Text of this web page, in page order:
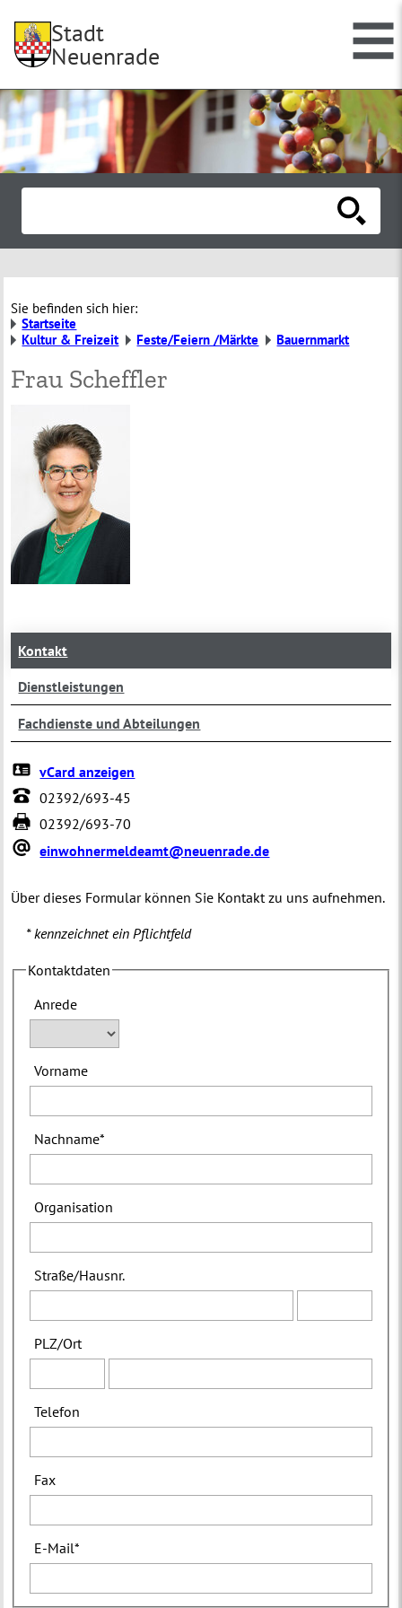
Stadt
Neuenrade
Sie befinden sich hier:
Startseite
Kultur & Freizeit
Feste/Feiern /Märkte Bauernmarkt
Frau Scheffler
Kontakt
Dienstleistungen
Fachdienste und Abteilungen
vCard anzeigen
02392/693-45
02392/693-70
einwohnermeldeamt@neuenrade.de
Über dieses Formular können Sie Kontakt zu uns aufnehmen.
* kennzeichnet ein Pflichtfeld
Kontaktdaten
Anrede
Vorname
Nachname*
Organisation
Straße/Hausnr.
PLZ/Ort
Telefon
Fax
E-Mail*